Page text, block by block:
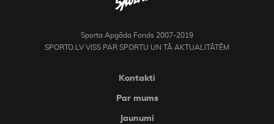
Sporta Apgāda Fonds 2007-2019
SPORTO.LV VISS PAR SPORTU UN TĀ AKTUALITĀTĒM
Kontakti
Par mums
Jaunumi